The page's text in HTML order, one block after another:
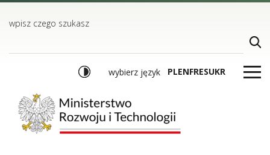
TREŚĆ
MENU GŁÓWNE
WYSZUKIWARKA
wpisz czego szukasz
wybierz język PLENFRESUKR